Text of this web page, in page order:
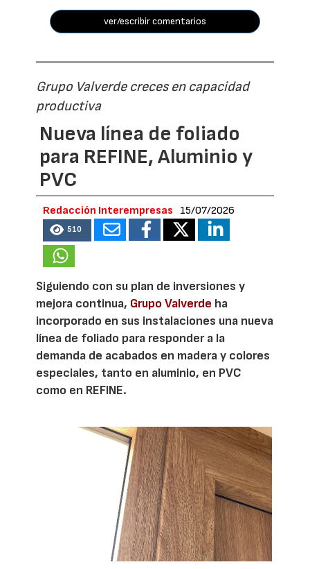
ver/escribir comentarios
Grupo Valverde creces en capacidad
productiva
Nueva línea de foliado
para REFINE, Aluminio y
PVC
Redacción Interempresas 15/07/2026
510
Siguiendo con su plan de inversiones y
mejora continua, Grupo Valverde ha
incorporado en sus instalaciones una nueva
línea de foliado para responder a la
demanda de acabados en madera y colores
especiales, tanto en aluminio, en PVC
como en REFINE.